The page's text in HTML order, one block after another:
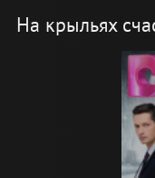
На крыльях